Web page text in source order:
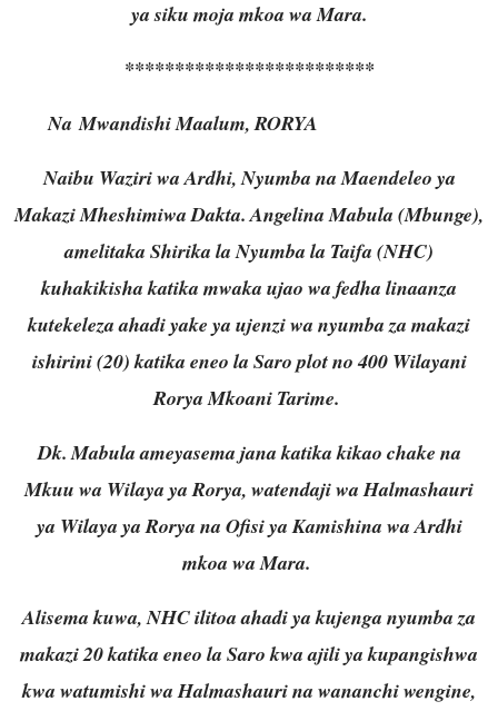
ya siku moja mkoa wa Mara.
*************************
Na Mwandishi Maalum, RORYA
Naibu Waziri wa Ardhi, Nyumba na Maendeleo ya
Makazi Mheshimiwa Dakta. Angelina Mabula (Mbunge),
amelitaka Shirika la Nyumba la Taifa (NHC)
kuhakikisha katika mwaka ujao wa fedha linaanza
kutekeleza ahadi yake ya ujenzi wa nyumba za makazi
ishirini (20) katika eneo la Saro plot no 400 Wilayani
Rorya Mkoani Tarime.
Dk. Mabula ameyasema jana katika kikao chake na
Mkuu wa Wilaya ya Rorya, watendaji wa Halmashauri
ya Wilaya ya Rorya na Ofisi ya Kamishina wa Ardhi
mkoa wa Mara.
Alisema kuwa, NHC ilitoa ahadi ya kujenga nyumba za
makazi 20 katika eneo la Saro kwa ajili ya kupangishwa
kwa watumishi wa Halmashauri na wananchi wengine,